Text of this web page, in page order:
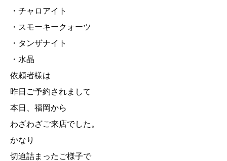
・チャロアイト
・スモーキークォーツ
・タンザナイト
・水晶
依頼者様は
昨日ご予約されまして
本日、福岡から
わざわざご来店でした。
かなり
切迫詰まったご様子で